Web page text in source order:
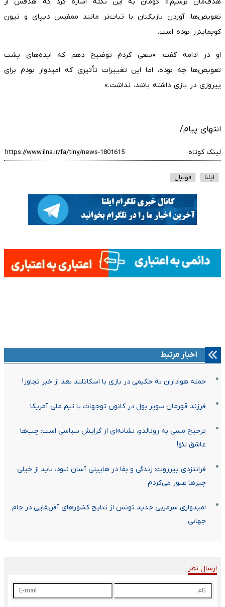
تعویض‌ها، آوردن بازیکنان با ثبات‌تر مانند ممفیس دیپای و تیون
کوپماینرز بوده است.
او در ادامه گفت: «سعی کردم توضیح دهم که ایده‌های پشت
تعویض‌ها چه بوده، اما این تغییرات تأثیری که امیدوار بودم برای
پیروزی در بازی داشته باشد، نداشت.»
انتهای پیام/
لینک کوتاه
ایلنا فوتبال
اخبار مرتبط
حمله هواداران به حکیمی در بازی با اسکاتلند بعد از خبر تجاوز!
فرزند قهرمان سوپر بول در کانون توجهات با تیم ملی آمریکا
ترجیح مسی به رونالدو، نشانه‌ای از گرایش سیاسی است: چپ‌ها
عاشق لئو!
فرانتزدی پیرروت: زندگی و بقا در هاییتی آسان نبود، باید از خیلی
چیزها عبور می‌کردم
امیدواری سرمربی جدید تونس از نتایج کشورهای آفریقایی در جام
جهانی
ارسال نظر